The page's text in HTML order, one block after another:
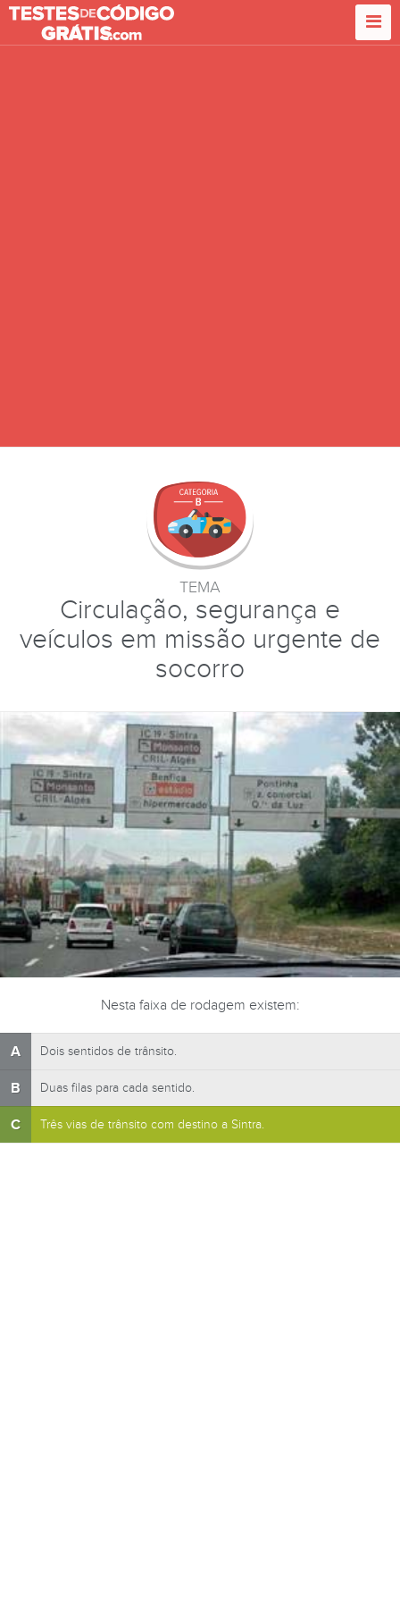
TEMA
Circulação, segurança e
veículos em missão urgente de
socorro
Nesta faixa de rodagem existem:
A Dois sentidos de trânsito.
B Duas filas para cada sentido.
C Três vias de trânsito com destino a Sintra.